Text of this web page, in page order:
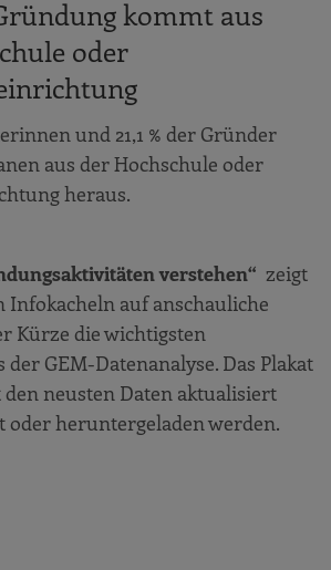
kommt aus
oder
und 21,1 % der Gründer
aus der Hochschule oder
heraus.
verstehen“ zeigt
Infokacheln auf anschauliche
Kürze die wichtigsten
GEM-Datenanalyse. Das Plakat
neusten Daten aktualisiert
oder heruntergeladen werden.